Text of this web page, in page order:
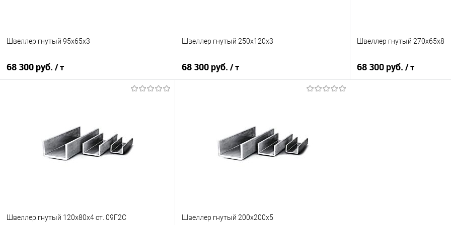
Швеллер гнутый 95х65х3
68 300 руб. / т
Купить в 1 клик
Сравнение
В избранное
Под заказ
Швеллер гнутый 250х120х3
68 300 руб. / т
Купить в 1 клик
Сравнение
В избранное
Под заказ
Швеллер гнутый 270х65х8
68 300 руб. / т
Швеллер гнутый 120х80х4 ст. 09Г2С Швеллер гнутый 200х200х5